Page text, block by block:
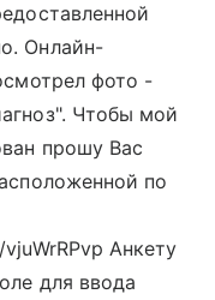
Онлайн-
фото -
Чтобы мой
прошу Вас
по
Анкету
для ввода